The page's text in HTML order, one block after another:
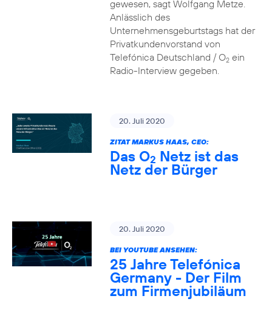
gewesen, sagt Wolfgang Metze.
Anlässlich des
Unternehmensgeburtstags hat der
Privatkundenvorstand von
Telefónica Deutschland / O2ein
Radio-Interview gegeben.
20. Juli 2020
ZITAT MARKUS HAAS, CEO:
Das O2 Netz ist das
Netz der Bürger
20. Juli 2020
BEI YOUTUBE ANSEHEN:
25 Jahre Telefónica
Germany - Der Film
zum Firmenjubiläum